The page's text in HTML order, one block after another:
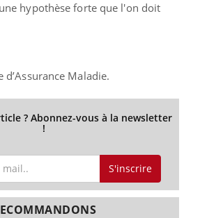
hypothèse forte que l'on doit
d’Assurance Maladie.
? Abonnez-vous à la newsletter
!
S'inscrire